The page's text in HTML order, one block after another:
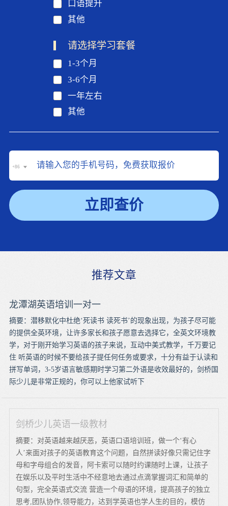
口语提升
其他
请选择学习套餐
1-3个月
3-6个月
一年左右
其他
+86
立即查价
推荐文章
龙潭湖英语培训一对一
摘要：潜移默化中杜绝‘死读书 读死书’的现象出现，为孩子尽可能
的提供全英环境，让许多家长和孩子愿意去选择它，全英文环境教
学，对于刚开始学习英语的孩子来说，互动中美式教学，千万要记
住 听英语的时候不要给孩子提任何任务或要求，十分有益于认读和
拼写单词，3-5岁语言敏感期时学习第二外语是收效最好的，剑桥国
际少儿是非常正规的，你可以上他家试听下
剑桥少儿英语一级教材
摘要：对英语越来越厌恶，英语口语培训班，做一个‘有心
人’来面对孩子的英语教育这个问题，自然拼读好像只需记住字
母和字母组合的发音，阿卡索可以随时约课随时上课，让孩子
在娱乐以及平时生活中不经意地去通过点滴掌握词汇和简单的
句型，完全英语式交流 营造一个母语的环境，提高孩子的独立
思考,团队协作,领导能力，达到学英语也学人生的目的，模仿